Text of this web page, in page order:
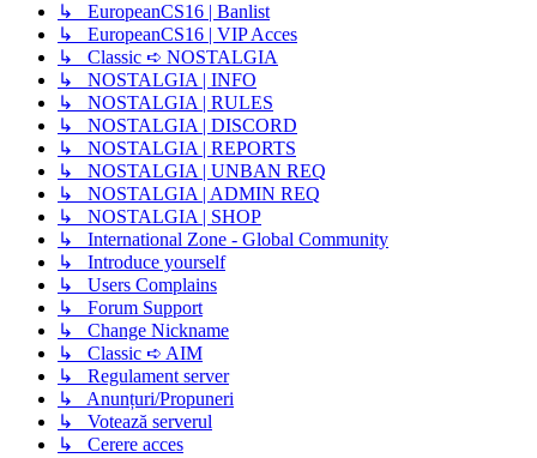
↳ EuropeanCS16 | Banlist
↳ EuropeanCS16 | VIP Acces
↳ Classic ➪ NOSTALGIA
↳ NOSTALGIA | INFO
↳ NOSTALGIA | RULES
↳ NOSTALGIA | DISCORD
↳ NOSTALGIA | REPORTS
↳ NOSTALGIA | UNBAN REQ
↳ NOSTALGIA | ADMIN REQ
↳ NOSTALGIA | SHOP
↳ International Zone - Global Community
↳ Introduce yourself
↳ Users Complains
↳ Forum Support
↳ Change Nickname
↳ Classic ➪ AIM
↳ Regulament server
↳ Anunțuri/Propuneri
↳ Votează serverul
↳ Cerere acces